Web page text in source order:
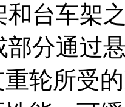
和台车架
部分通过
轮所受